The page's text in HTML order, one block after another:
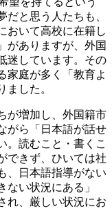
だと思う人たちも、
おいて高校に在籍し
がありますが、外国
迷しています。その
家庭が多く「教育よ
ました。
が増加し、外国籍市
がら「日本語が話せ
。読むこと・書くこ
できず、ひいては社
、日本語指導がない
い状況にある」
れ、厳しい状況にお